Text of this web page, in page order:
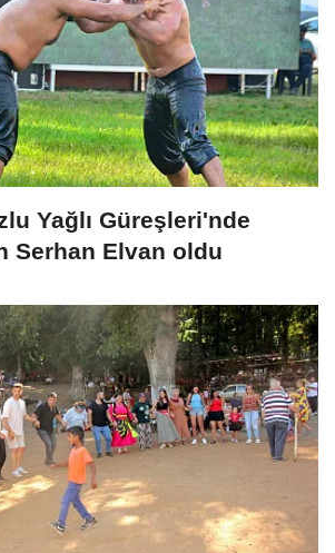
Yağlı Güreşleri'nde
Serhan Elvan oldu